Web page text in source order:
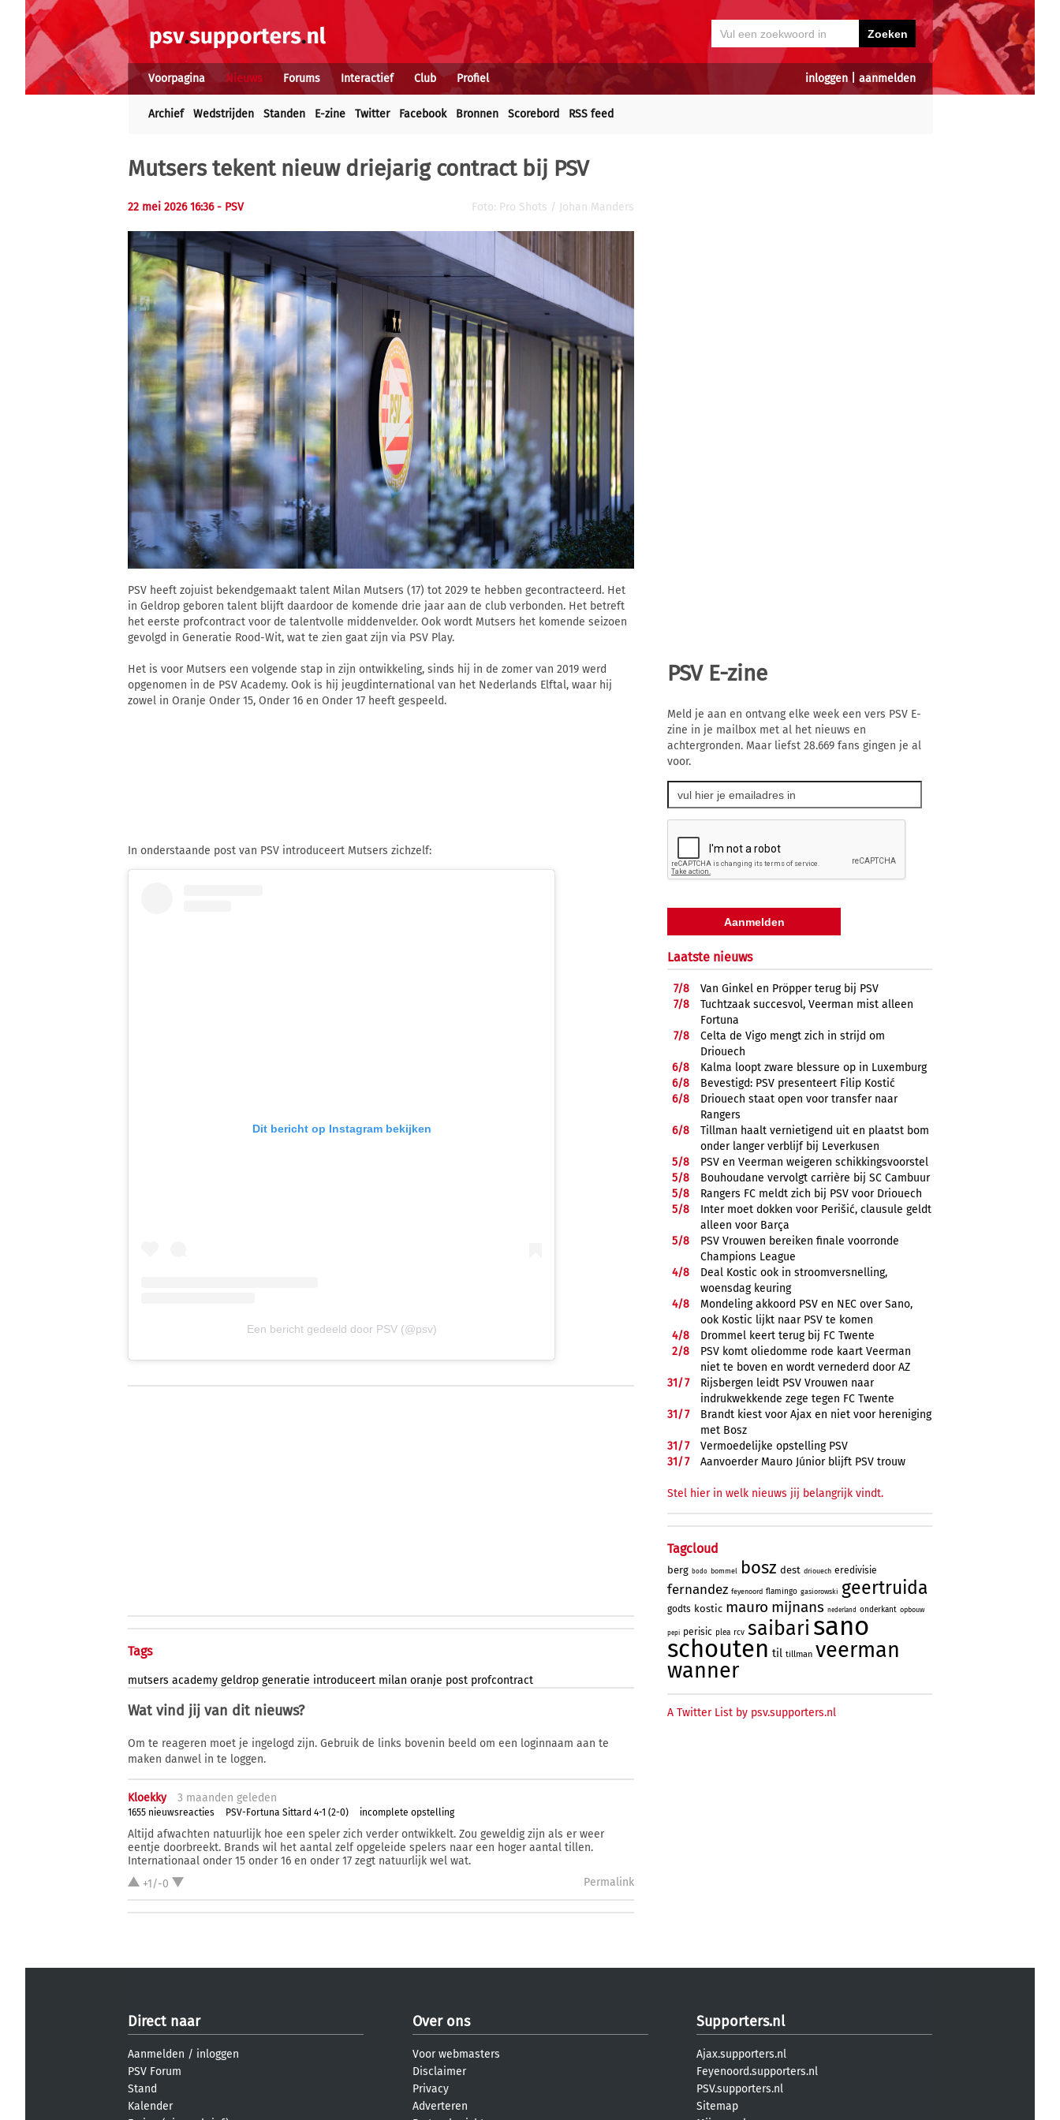
inloggen| aanmelden
Voorpagina Nieuws Forums Interactief Club Profiel
Archief Wedstrijden Standen E-zine Twitter Facebook Bronnen Scorebord RSS feed
Mutsers tekent nieuw driejarig contract bij PSV
22 mei 2026 16:36 - PSV Foto: Pro Shots / Johan Manders
PSV heeft zojuist bekendgemaakt talent Milan Mutsers (17) tot 2029 te hebben gecontracteerd. Het
in Geldrop geboren talent blijft daardoor de komende drie jaar aan de club verbonden. Het betreft
het eerste profcontract voor de talentvolle middenvelder. Ook wordt Mutsers het komende seizoen
gevolgd in Generatie Rood-Wit, wat te zien gaat zijn via PSV Play.
Het is voor Mutsers een volgende stap in zijn ontwikkeling, sinds hij in de zomer van 2019 werd
opgenomen in de PSV Academy. Ook is hij jeugdinternational van het Nederlands Elftal, waar hij
zowel in Oranje Onder 15, Onder 16 en Onder 17 heeft gespeeld.
In onderstaande post van PSV introduceert Mutsers zichzelf:
Dit bericht op Instagram bekijken
Een bericht gedeeld door PSV (@psv)
Tags
mutsers academy geldrop generatie introduceert milan oranje post profcontract
Wat vind jij van dit nieuws?
Om te reageren moet je ingelogd zijn. Gebruik de links bovenin beeld om een loginnaam aan te
maken danwel in te loggen.
Kloekky 3 maanden geleden
1655 nieuwsreacties PSV-Fortuna Sittard 4-1 (2-0) incomplete opstelling
Altijd afwachten natuurlijk hoe een speler zich verder ontwikkelt. Zou geweldig zijn als er weer
eentje doorbreekt. Brands wil het aantal zelf opgeleide spelers naar een hoger aantal tillen.
Internationaal onder 15 onder 16 en onder 17 zegt natuurlijk wel wat.
+1/-0
Permalink
PSV E-zine
Meld je aan en ontvang elke week een vers PSV E-
zine in je mailbox met al het nieuws en
achtergronden. Maar liefst 28.669 fans gingen je al
voor.
Laatste nieuws
7/8
Van Ginkel en Pröpper terug bij PSV
7/8
Tuchtzaak succesvol, Veerman mist alleen
Fortuna
7/8
Celta de Vigo mengt zich in strijd om
Driouech
6/8
Kalma loopt zware blessure op in Luxemburg
6/8
Bevestigd: PSV presenteert Filip Kostić
6/8
Driouech staat open voor transfer naar
Rangers
6/8
Tillman haalt vernietigend uit en plaatst bom
onder langer verblijf bij Leverkusen
5/8
PSV en Veerman weigeren schikkingsvoorstel
5/8
Bouhoudane vervolgt carrière bij SC Cambuur
5/8
Rangers FC meldt zich bij PSV voor Driouech
5/8
Inter moet dokken voor Perišić, clausule geldt
alleen voor Barça
5/8
PSV Vrouwen bereiken finale voorronde
Champions League
4/8
Deal Kostic ook in stroomversnelling,
woensdag keuring
4/8
Mondeling akkoord PSV en NEC over Sano,
ook Kostic lijkt naar PSV te komen
4/8
Drommel keert terug bij FC Twente
2/8
PSV komt oliedomme rode kaart Veerman
niet te boven en wordt vernederd door AZ
31/7
Rijsbergen leidt PSV Vrouwen naar
indrukwekkende zege tegen FC Twente
31/7
Brandt kiest voor Ajax en niet voor hereniging
met Bosz
31/7
Vermoedelijke opstelling PSV
31/7 Aanvoerder Mauro Júnior blijft PSV trouw
Stel hier in welk nieuws jij belangrijk vindt.
Tagcloud
berg bodo bommel bosz dest driouech eredivisie
fernandez feyenoord flamingo gasiorowski geertruida
godts kostic mauro mijnans nederland onderkant opbouw
pepi perisic plea rcv saibari sano
schouten til tillman veerman
wanner
A Twitter List by psv.supporters.nl
Direct naar
Aanmelden / inloggen
PSV Forum
Stand
Kalender
Over ons
Voor webmasters
Disclaimer
Privacy
Adverteren
Supporters.nl
Ajax.supporters.nl
Feyenoord.supporters.nl
PSV.supporters.nl
Sitemap